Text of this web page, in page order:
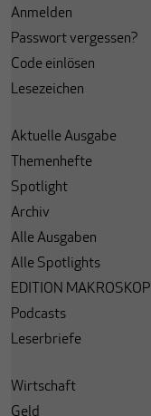
Anmelden
Passwort vergessen?
Code einlösen
Lesezeichen
Aktuelle Ausgabe
Themenhefte
Spotlight
Archiv
Alle Ausgaben
Alle Spotlights
EDITION MAKROSKOP
Podcasts
Leserbriefe
Wirtschaft
Geld